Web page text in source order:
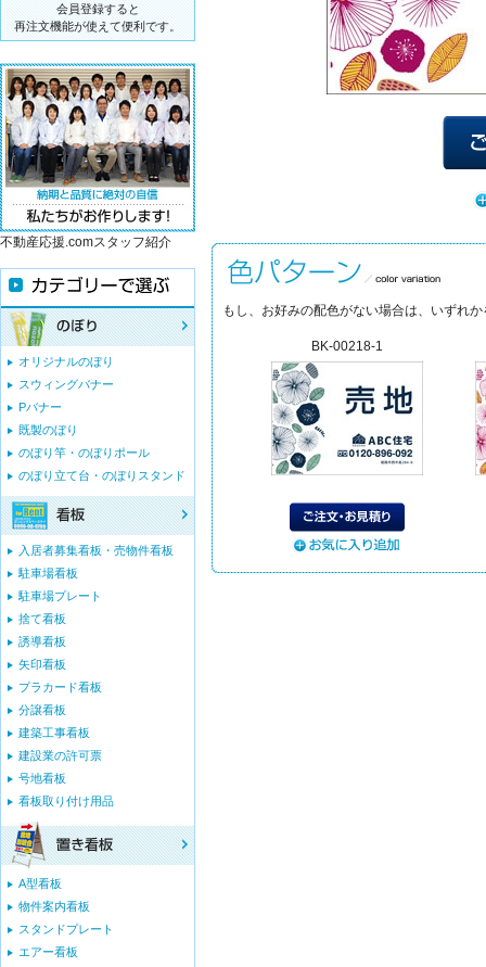
もし、お好みの配色がない場合は、いずれ
BK-00218-1
会員登録すると
再注文機能が使えて便利です。
不動産応援.comスタッフ紹介
オリジナルのぼり
スウィングバナー
Pバナー
既製のぼり
のぼり竿・のぼりポール
のぼり立て台・のぼりスタンド
入居者募集看板・売物件看板
駐車場看板
駐車場プレート
捨て看板
誘導看板
矢印看板
プラカード看板
分譲看板
建築工事看板
建設業の許可票
号地看板
看板取り付け用品
A型看板
物件案内看板
スタンドプレート
エアー看板